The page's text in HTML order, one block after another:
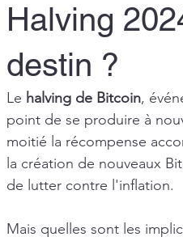
Halving
destin ?
Le halving de Bitcoin,
point de se produire à
moitié la récompense
la création de nouveaux
de lutter contre l'inflation.
Mais quelles sont les